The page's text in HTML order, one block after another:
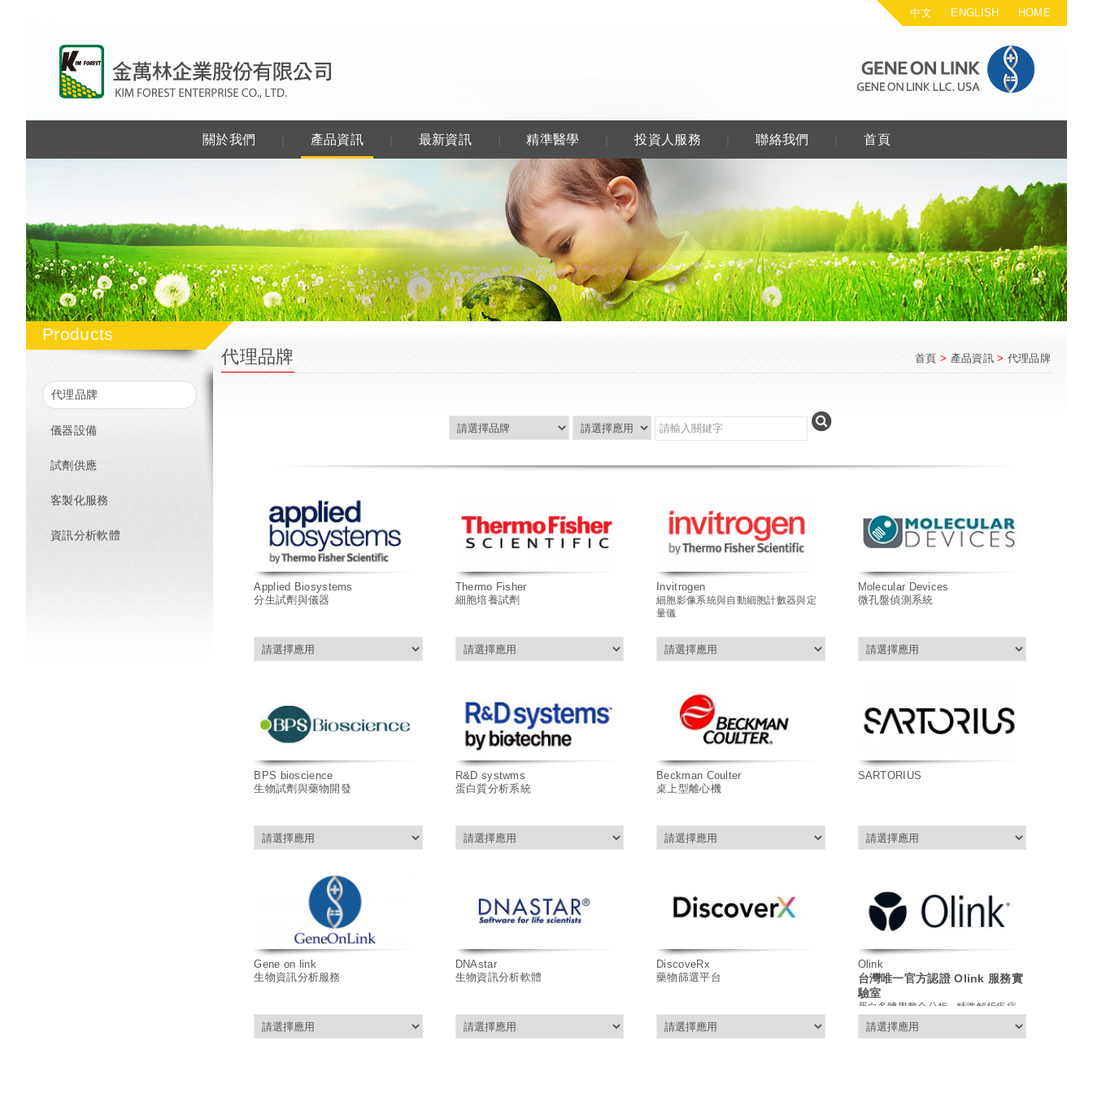
中文 ENGLISH HOME
金萬林企業股份有限公司 KIM FOREST ENTERPRISE CO., LTD
關於我們 產品資訊 最新資訊 精準醫學 投資人服務 聯絡我們 首頁
Products
代理品牌
儀器設備
試劑供應
客製化服務
資訊分析軟體
代理品牌 首頁 > 產品資訊 > 代理品牌
Applied Biosystems
分生試劑與儀器
Thermo Fisher
細胞培養試劑
Invitrogen
細胞影像系統與自動細胞計數器與定
量儀
Molecular Devices
微孔盤偵測系統
BPS bioscience
生物試劑與藥物開發
R&D systwms
蛋白質分析系統
Beckman Coulter
桌上型離心機
SARTORIUS
Gene on link
生物資訊分析服務
DNAstar
生物資訊分析軟體
DiscoveRx
藥物篩選平台
Olink
台灣唯一官方認證 Olink 服務實
驗室
蛋白多體學整合分析 - 精準解析疾病
機制、 驗證關鍵生物標誌、支持藥物
開發決策